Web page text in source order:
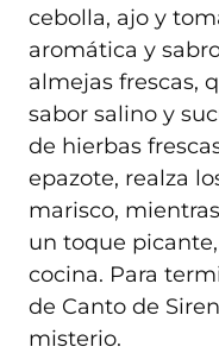
cebolla, ajo y
aromática y
almejas frescas,
sabor salino y
de hierbas
epazote, realza
marisco,
un toque
cocina. Para
de Canto de
misterio.